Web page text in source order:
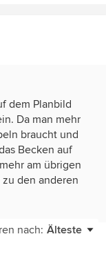
dem Planbild
Da man mehr
braucht und
Becken auf
am übrigen
den anderen
einfacher
nach: Älteste